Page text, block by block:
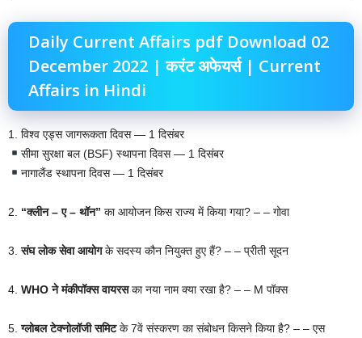
Daily Current Affairs pdf Download 02
December 2022 | करंट अफेयर्स | Current
Affairs in Hindi
1. विश्व एड्स जागरूकता दिवस — 1 दिसंबर
सीमा सुरक्षा बल (BSF) स्थापना दिवस — 1 दिसंबर
नागालैंड स्थापना दिवस — 1 दिसंबर
2. “क्लीन – ए – थॉन” का आयोजन किस राज्य में किया गया? – – गोवा
3.संघ लोक सेवा आयोगके सदस्य कौन नियुक्त हुए हैं? – – प्रीती सूदन
4. WHO ने मंकीपॉक्स वायरसका नया नाम क्या रखा है? – – M पॉक्स
5.ग्लोबल टेक्नोलॉजी समिटके 7वें संस्करण का संबोधन किसने किया है? – – एस